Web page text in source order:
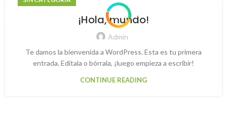
¡Hola, mundo!
Admin
Te damos la bienvenida a WordPress. Esta es tu primera
entrada. Edítala o bórrala, ¡luego empieza a escribir!
CONTINUE READING